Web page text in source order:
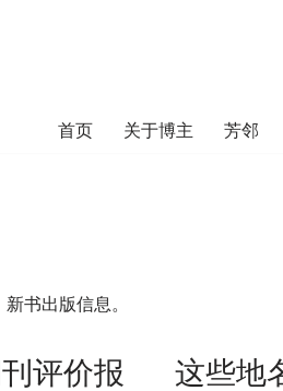
首页 关于博主 芳邻
书出版信息。
评价报
这些地